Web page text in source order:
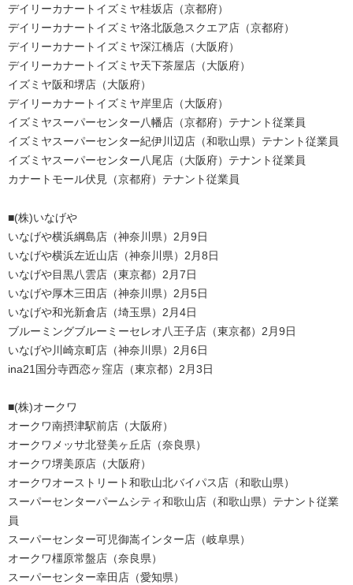
デイリーカナートイズミヤ桂坂店（京都府）
デイリーカナートイズミヤ洛北阪急スクエア店（京都府）
デイリーカナートイズミヤ深江橋店（大阪府）
デイリーカナートイズミヤ天下茶屋店（大阪府）
イズミヤ阪和堺店（大阪府）
デイリーカナートイズミヤ岸里店（大阪府）
イズミヤスーパーセンター八幡店（京都府）テナント従業員
イズミヤスーパーセンター紀伊川辺店（和歌山県）テナント従業員
イズミヤスーパーセンター八尾店（大阪府）テナント従業員
カナートモール伏見（京都府）テナント従業員
■(株)いなげや
いなげや横浜綱島店（神奈川県）2月9日
いなげや横浜左近山店（神奈川県）2月8日
いなげや目黒八雲店（東京都）2月7日
いなげや厚木三田店（神奈川県）2月5日
いなげや和光新倉店（埼玉県）2月4日
ブルーミングブルーミーセレオ八王子店（東京都）2月9日
いなげや川崎京町店（神奈川県）2月6日
ina21国分寺西恋ヶ窪店（東京都）2月3日
■(株)オークワ
オークワ南摂津駅前店（大阪府）
オークワメッサ北登美ヶ丘店（奈良県）
オークワ堺美原店（大阪府）
オークワオーストリート和歌山北バイパス店（和歌山県）
スーパーセンターパームシティ和歌山店（和歌山県）テナント従業
員
スーパーセンター可児御嵩インター店（岐阜県）
オークワ橿原常盤店（奈良県）
スーパーセンター幸田店（愛知県）